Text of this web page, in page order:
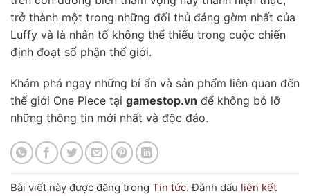
trở thành một trong những đối thủ đáng gờm nhất của
Luffy và là nhân tố không thể thiếu trong cuộc chiến
định đoạt số phận thế giới.
Khám phá ngay những bí ẩn và sản phẩm liên quan đến
thế giới One Piece tại gamestop.vn để không bỏ lỡ
những thông tin mới nhất và độc đáo.
Bài viết này được đăng trong Tin tức. Đánh dấu liên kết